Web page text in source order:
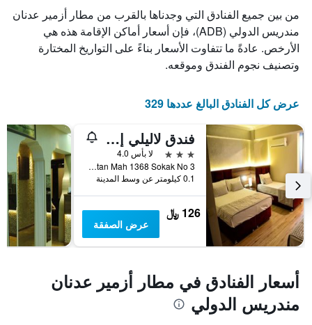
من بين جميع الفنادق التي وجدناها بالقرب من مطار أزمير عدنان
مندريس الدولي (ADB)، فإن أسعار أماكن الإقامة هذه هي
الأرخص. عادةً ما تتفاوت الأسعار بناءً على التواريخ المختارة
وتصنيف نجوم الفندق وموقعه.
عرض كل الفنادق البالغ عددها 329
فندق لاليلي إزمير
3 نجوم
لا بأس 4.0
Ismet Kaptan Mah 1368 Sokak No 3, ازمير, تركيا
0.1 كيلومتر عن وسط المدينة
126 ﷼
عرض الصفقة
أسعار الفنادق في مطار أزمير عدنان
مندريس الدولي